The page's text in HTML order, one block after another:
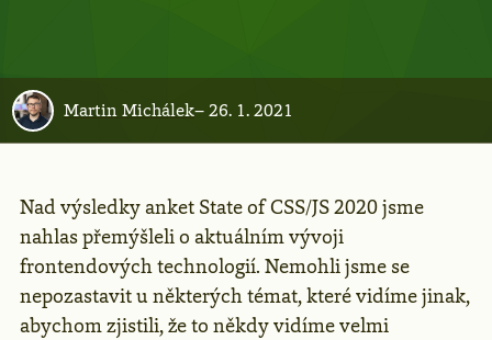
Martin Michálek–26. 1. 2021
Nad výsledky anket State of CSS/JS 2020 jsme
nahlas přemýšleli o aktuálním vývoji
frontendových technologií. Nemohli jsme se
nepozastavit u některých témat, které vidíme jinak,
abychom zjistili, že to někdy vidíme velmi